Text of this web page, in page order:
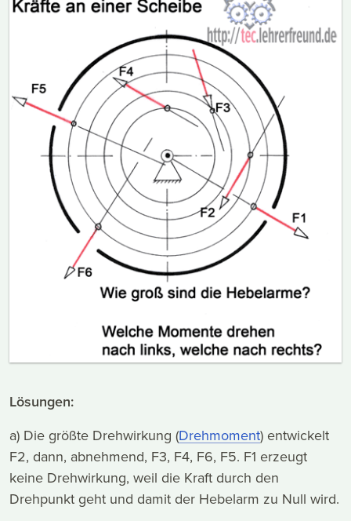
Lösungen:
a) Die größte Drehwirkung (Drehmoment) entwickelt
F2, dann, abnehmend, F3, F4, F6, F5. F1 erzeugt
keine Drehwirkung, weil die Kraft durch den
Drehpunkt geht und damit der Hebelarm zu Null wird.